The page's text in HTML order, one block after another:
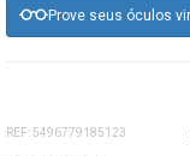
Prove seus óculos
REF: 5496779185123